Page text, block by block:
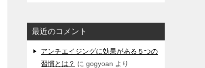
最近のコメント
アンチエイジングに効果がある５つの
習慣とは？ に gogyoan より